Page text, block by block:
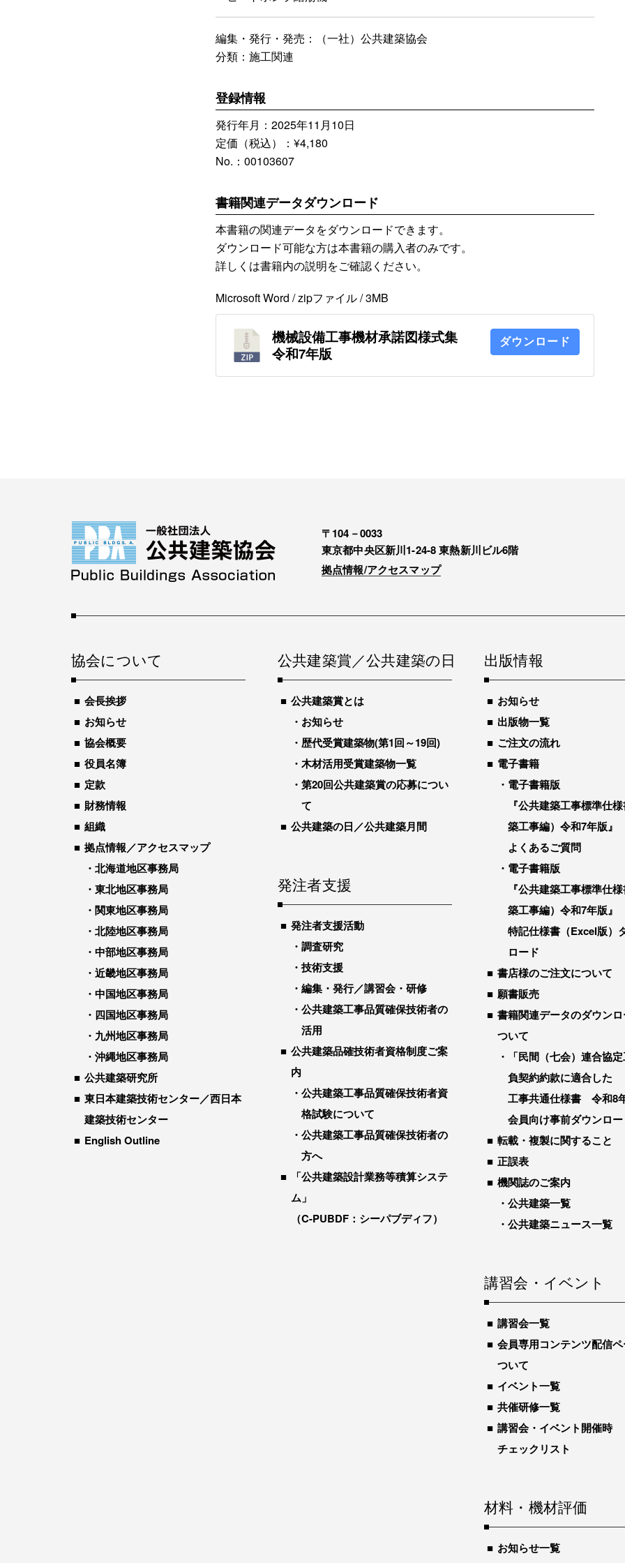
編集・発行・発売：（一社）公共建築協会
分類：施工関連
登録情報
発行年月：2025年11月10日
定価（税込）：¥4,180
No.：00103607
書籍関連データダウンロード
本書籍の関連データをダウンロードできます。
ダウンロード可能な方は本書籍の購入者のみです。
詳しくは書籍内の説明をご確認ください。
Microsoft Word / zipファイル / 3MB
機械設備工事機材承諾図様式集
令和7年版
ダウンロード
〒104－0033
東京都中央区新川1-24-8 東熱新川ビル6階
拠点情報/アクセスマップ
協会について
会長挨拶
お知らせ
協会概要
役員名簿
定款
財務情報
組織
拠点情報／アクセスマップ
北海道地区事務局
東北地区事務局
関東地区事務局
北陸地区事務局
中部地区事務局
近畿地区事務局
中国地区事務局
四国地区事務局
九州地区事務局
沖縄地区事務局
公共建築研究所
東日本建築技術センター／西日本
建築技術センター
English Outline
公共建築賞／公共建築の日
公共建築賞とは
お知らせ
歴代受賞建築物(第1回～19回)
木材活用受賞建築物一覧
第20回公共建築賞の応募につい
て
公共建築の日／公共建築月間
発注者支援
発注者支援活動
調査研究
技術支援
編集・発行／講習会・研修
公共建築工事品質確保技術者の
活用
公共建築品確技術者資格制度ご案
内
公共建築工事品質確保技術者資
格試験について
公共建築工事品質確保技術者の
方へ
「公共建築設計業務等積算システ
ム」
（C-PUBDF：シーパブディフ）
出版情報
お知らせ
出版物一覧
ご注文の流れ
電子書籍
電子書籍版
『公共建築工事標準仕
築工事編）令和7年版』
よくあるご質問
電子書籍版
『公共建築工事標準仕
築工事編）令和7年版』
特記仕様書（Excel版）
ロード
書店様のご注文について
願書販売
書籍関連データのダウン
ついて
「民間（七会）連合協
負契約約款に適合した
工事共通仕様書 令和8
会員向け事前ダウンロー
転載・複製に関すること
正誤表
機関誌のご案内
公共建築一覧
公共建築ニュース一覧
講習会・イベント
講習会一覧
会員専用コンテンツ配信
ついて
イベント一覧
共催研修一覧
講習会・イベント開催時
チェックリスト
材料・機材評価
お知らせ一覧